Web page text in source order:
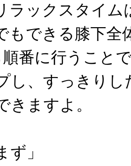
ラックスタイム
もできる膝下全
番に行うこと
し、すっきり
きますよ。
ず」